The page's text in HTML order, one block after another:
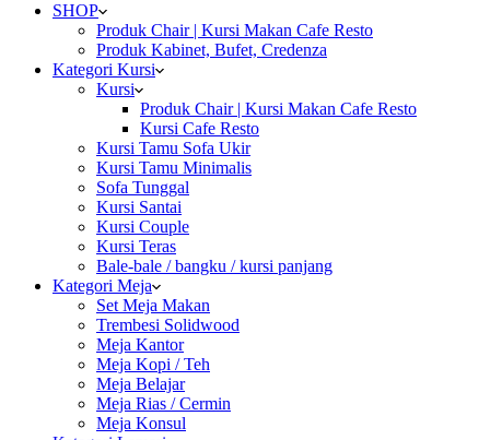
SHOP
Produk Chair | Kursi Makan Cafe Resto
Produk Kabinet, Bufet, Credenza
Kategori Kursi
Kursi
Produk Chair | Kursi Makan Cafe Resto
Kursi Cafe Resto
Kursi Tamu Sofa Ukir
Kursi Tamu Minimalis
Sofa Tunggal
Kursi Santai
Kursi Couple
Kursi Teras
Bale-bale / bangku / kursi panjang
Kategori Meja
Set Meja Makan
Trembesi Solidwood
Meja Kantor
Meja Kopi / Teh
Meja Belajar
Meja Rias / Cermin
Meja Konsul